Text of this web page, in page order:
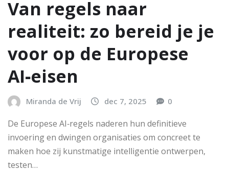
Van regels naar
realiteit: zo bereid je je
voor op de Europese
AI‑eisen
Miranda de Vrij dec 7, 2025 0
De Europese AI‑regels naderen hun definitieve
invoering en dwingen organisaties om concreet te
maken hoe zij kunstmatige intelligentie ontwerpen,
testen…